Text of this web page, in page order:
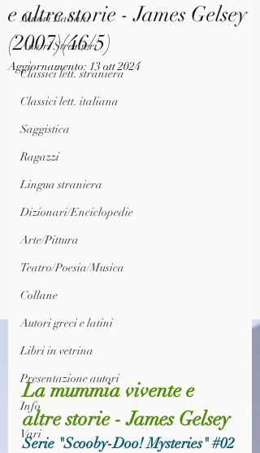
Autori Italiani
Autori Stranieri
Classici lett. straniera
Classici lett. italiana
Saggistica
Ragazzi
Lingua straniera
Dizionari/Enciclopedie
Arte/Pittura
Teatro/Poesia/Musica
Collane
Autori greci e latini
Libri in vetrina
Presentazione autori
Info
Vari
e altre storie - James Gelsey
(2007)(46/5)
Aggiornamento: 13 ott 2024
La mummia vivente e
altre storie - James Gelsey
Serie "Scooby-Doo! Mysteries" #02